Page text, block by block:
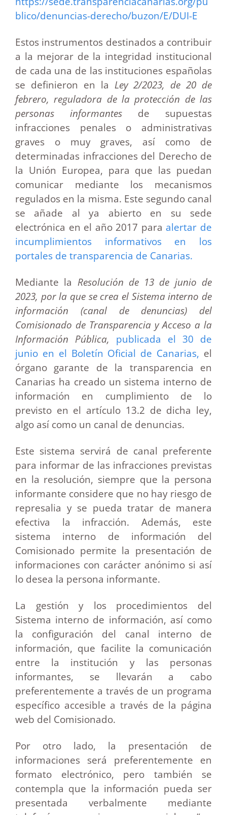
blico/denuncias-derecho/buzon/E/DUI-E
Estos instrumentos destinados a contribuir
a la mejorar de la integridad institucional
de cada una de las instituciones españolas
se definieron en la Ley 2/2023, de 20 de
febrero, reguladora de la protección de las
personas informantes de supuestas
infracciones penales o administrativas
graves o muy graves, así como de
determinadas infracciones del Derecho de
la Unión Europea, para que las puedan
comunicar mediante los mecanismos
regulados en la misma. Este segundo canal
se añade al ya abierto en su sede
electrónica en el año 2017 para alertar de
incumplimientos informativos en los
portales de transparencia de Canarias.
Mediante la Resolución de 13 de junio de
2023, por la que se crea el Sistema interno de
información (canal de denuncias) del
Comisionado de Transparencia y Acceso a la
Información Pública,
publicada el 30 de
junio en el Boletín Oficial de Canarias, el
órgano garante de la transparencia en
Canarias ha creado un sistema interno de
información en cumplimiento de lo
previsto en el artículo 13.2 de dicha ley,
algo así como un canal de denuncias.
Este sistema servirá de canal preferente
para informar de las infracciones previstas
en la resolución, siempre que la persona
informante considere que no hay riesgo de
represalia y se pueda tratar de manera
efectiva la infracción. Además, este
sistema interno de información del
Comisionado permite la presentación de
informaciones con carácter anónimo si así
lo desea la persona informante.
La gestión y los procedimientos del
Sistema interno de información, así como
la configuración del canal interno de
información, que facilite la comunicación
entre la institución y las personas
informantes, se llevarán a cabo
preferentemente a través de un programa
específico accesible a través de la página
web del Comisionado.
Por otro lado, la presentación de
informaciones será preferentemente en
formato electrónico, pero también se
contempla que la información pueda ser
presentada verbalmente mediante